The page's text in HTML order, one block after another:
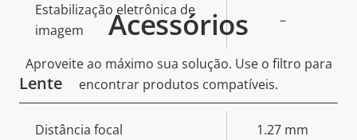
Estabilização eletrônica de
imagem
–
Lente
Descrição
Distância focal 1.27 mm
Acessórios
Aproveite ao máximo sua solução. Use o filtro para
encontrar produtos compatíveis.